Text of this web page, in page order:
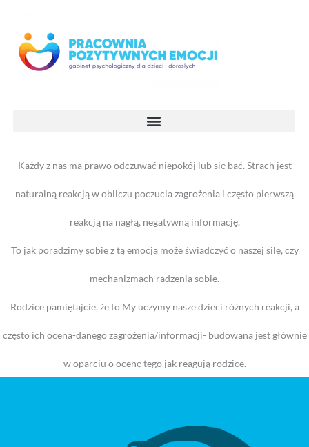
Każdy z nas ma prawo odczuwać niepokój lub się bać. Strach jest
naturalną reakcją w obliczu poczucia zagrożenia i często pierwszą
reakcją na nagłą, negatywną informację.
To jak poradzimy sobie z tą emocją może świadczyć o naszej sile, czy
mechanizmach radzenia sobie.
Rodzice pamiętajcie, że to My uczymy nasze dzieci różnych reakcji, a
często ich ocena-danego zagrożenia/informacji- budowana jest głównie
w oparciu o ocenę tego jak reagują rodzice.